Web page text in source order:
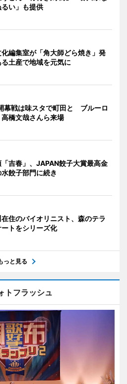
るい」も提供
編集室が「角大師どら焼き」発
土産で地域を元気に
幕戦は味スタで町田と ブルーロ
高橋文哉さんら来場
吉春」、JAPAN餃子大賞最高金
餃子部門に続き
住のバイオリニスト、森のテラ
ートをシリーズ化
っと見る
トフラッシュ